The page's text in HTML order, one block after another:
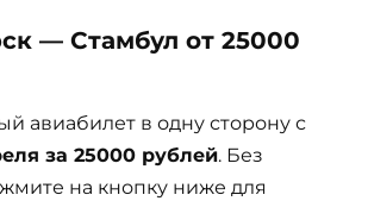
— Стамбул от 25000
авиабилет в одну сторону с
за 25000 рублей. Без
на кнопку ниже для